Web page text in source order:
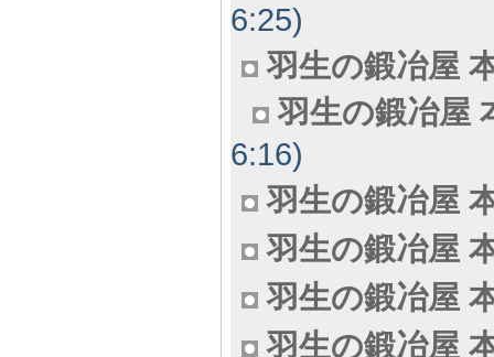
6:25)
羽生の鍛冶屋
羽生の鍛冶屋
6:16)
羽生の鍛冶屋
羽生の鍛冶屋
羽生の鍛冶屋
羽生の鍛冶屋